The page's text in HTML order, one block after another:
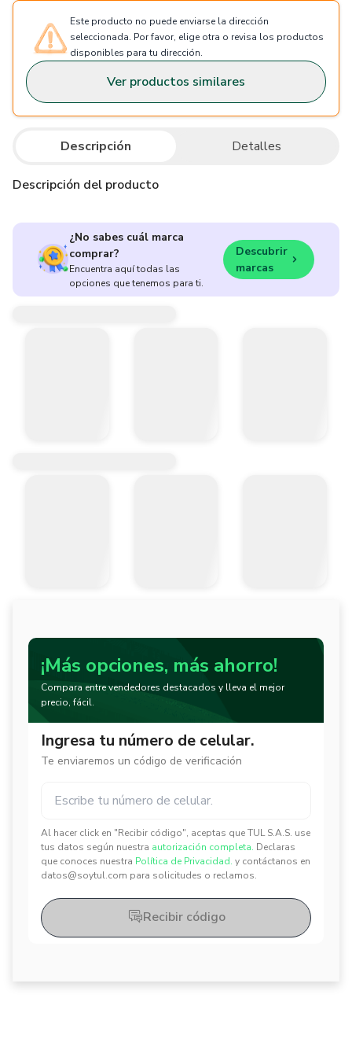
Este producto no puede enviarse la dirección
seleccionada. Por favor, elige otra o revisa los productos
disponibles para tu dirección.
Ver productos similares
Descripción Detalles
Descripción del producto
¿No sabes cuál marca
comprar?
Encuentra aquí todas las
opciones que tenemos para ti.
Descubrir
marcas
¡Más opciones, más ahorro!
Compara entre vendedores destacados y lleva el mejor
precio, fácil.
Ingresa tu número de celular.
Te enviaremos un código de verificación
Al hacer click en "Recibir código", aceptas que TUL S.A.S. use
tus datos según nuestra autorización completa. Declaras
que conoces nuestra Política de Privacidad. y contáctanos en
datos@soytul.com para solicitudes o reclamos.
✕
✕
Recibir código